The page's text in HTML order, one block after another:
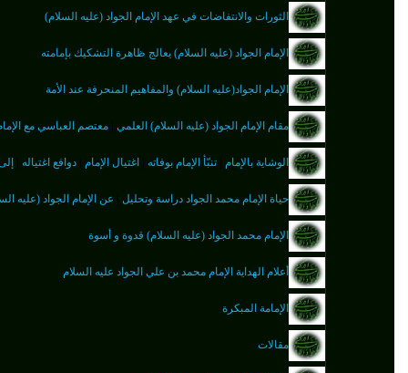
الثورات والانتفاضات في عهد الإمام الجواد (عليه السلام)
الإمام الجواد (عليه السلام) يعالج ظاهرة التشكيك بإمامته
الإمام الجواد(عليه السلام) والمفاهيم المنحرفة عند الأمة
مقام الإمام الجواد (عليه السلام) العلمي معتصم العباسي مع
الوشاية بالإمام تنبّأ الإمام بوفاته اغتيال الإمام دوافع اغتياله
حياة الإمام محمد الجواد دراسة وتحليل عن الإمام الجواد (عليه
الإمام محمد الجواد (عليه السلام) قدوة و أسوة
أعلام الهداية الإمام محمد بن علي الجواد عليه السلام
الإمامة المبكرة
مقالات